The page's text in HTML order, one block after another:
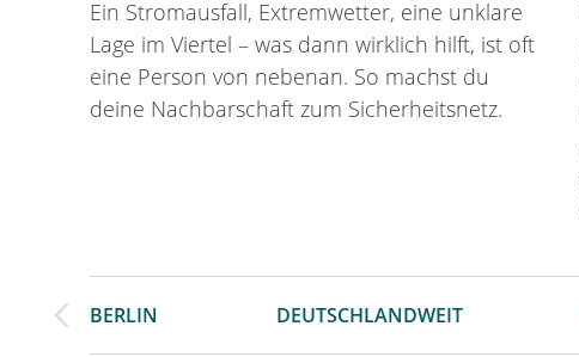
Ein Stromausfall, Extremwetter, eine unklare
Lage im Viertel – was dann wirklich hilft, ist oft
eine Person von nebenan. So machst du
deine Nachbarschaft zum Sicherheitsnetz.
BERLIN DEUTSCHLANDWEIT